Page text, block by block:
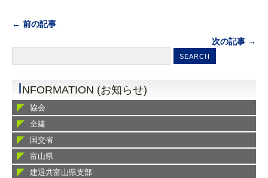
← 前の記事
次の記事 →
INFORMATION (お知らせ)
協会
全建
国交省
富山県
建退共富山県支部